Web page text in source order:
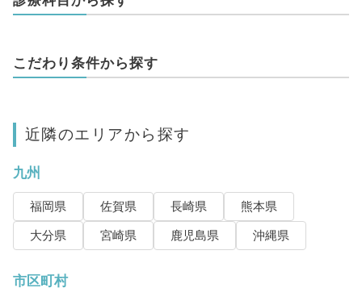
こだわり条件から探す
近隣のエリアから探す
九州
福岡県 佐賀県 長崎県
熊本県
大分県
宮崎県 鹿児島県 沖縄県
市区町村